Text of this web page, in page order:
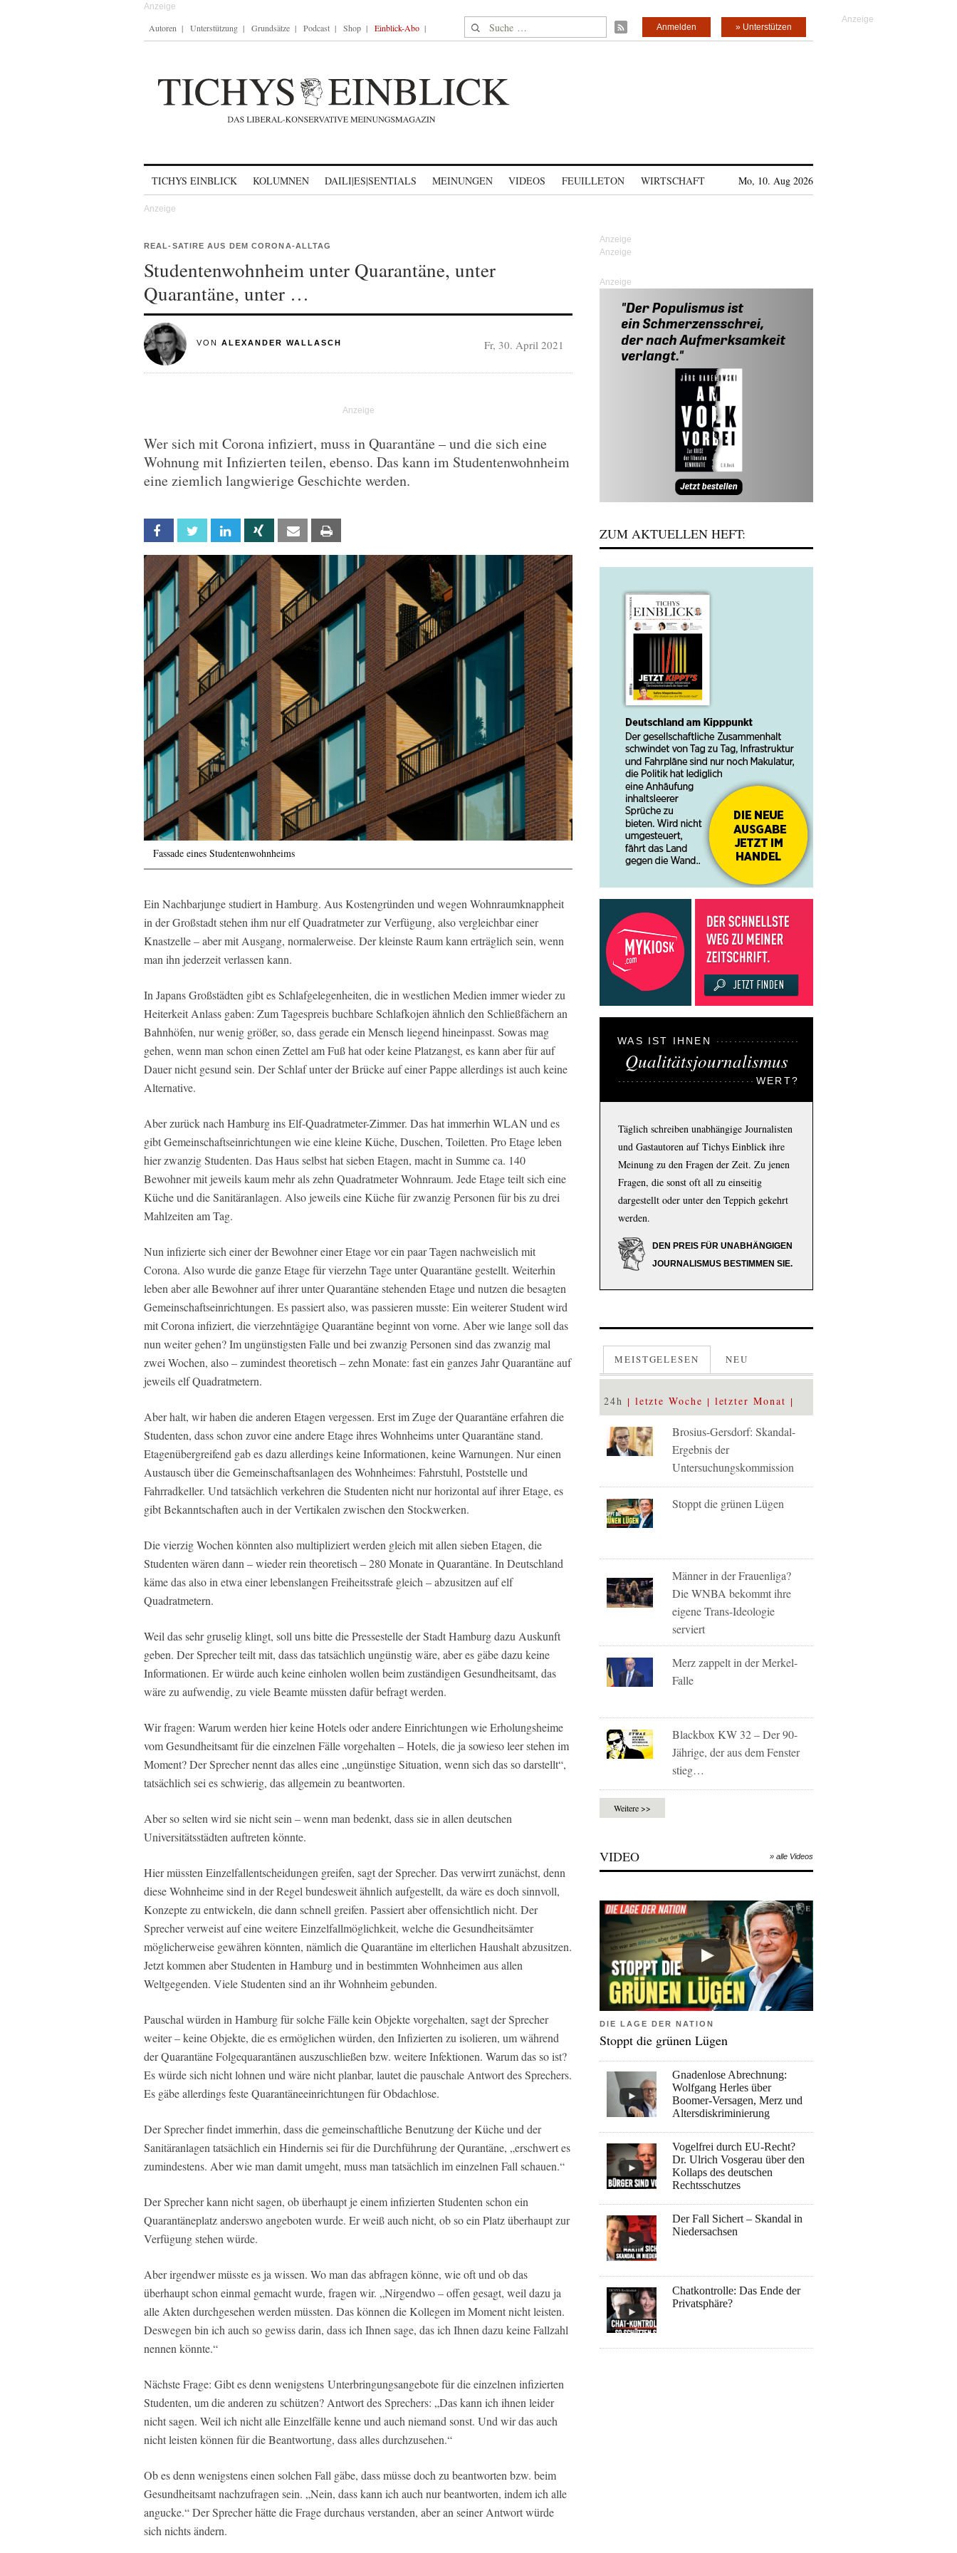
Autoren Unterstützung Grundsätze Podcast Shop Einblick-Abo Suche nach: » Unterstützen
Anmelden
TICHYS EINBLICK KOLUMNEN DAILI|ES|SENTIALS MEINUNGEN VIDEOS FEUILLETON WIRTSCHAFT Mo, 10. Aug 2026
REAL-SATIRE AUS DEM CORONA-ALLTAG
Studentenwohnheim unter Quarantäne, unter
Quarantäne, unter …
VON ALEXANDER WALLASCH Fr, 30. April 2021
Wer sich mit Corona infiziert, muss in Quarantäne – und die sich eine
Wohnung mit Infizierten teilen, ebenso. Das kann im Studentenwohnheim
eine ziemlich langwierige Geschichte werden.
Facebook Twitter Linkedin Xing Email
Fassade eines Studentenwohnheims
Ein Nachbarjunge studiert in Hamburg. Aus Kostengründen und wegen Wohnraumknappheit
in der Großstadt stehen ihm nur elf Quadratmeter zur Verfügung, also vergleichbar einer
Knastzelle – aber mit Ausgang, normalerweise. Der kleinste Raum kann erträglich sein, wenn
man ihn jederzeit verlassen kann.
In Japans Großstädten gibt es Schlafgelegenheiten, die in westlichen Medien immer wieder zu
Heiterkeit Anlass gaben: Zum Tagespreis buchbare Schlafkojen ähnlich den Schließfächern an
Bahnhöfen, nur wenig größer, so, dass gerade ein Mensch liegend hineinpasst. Sowas mag
gehen, wenn man schon einen Zettel am Fuß hat oder keine Platzangst, es kann aber für auf
Dauer nicht gesund sein. Der Schlaf unter der Brücke auf einer Pappe allerdings ist auch keine
Alternative.
Aber zurück nach Hamburg ins Elf-Quadratmeter-Zimmer. Das hat immerhin WLAN und es
gibt Gemeinschaftseinrichtungen wie eine kleine Küche, Duschen, Toiletten. Pro Etage leben
hier zwanzig Studenten. Das Haus selbst hat sieben Etagen, macht in Summe ca. 140
Bewohner mit jeweils kaum mehr als zehn Quadratmeter Wohnraum. Jede Etage teilt sich eine
Küche und die Sanitäranlagen. Also jeweils eine Küche für zwanzig Personen für bis zu drei
Mahlzeiten am Tag.
Nun infizierte sich einer der Bewohner einer Etage vor ein paar Tagen nachweislich mit
Corona. Also wurde die ganze Etage für vierzehn Tage unter Quarantäne gestellt. Weiterhin
leben aber alle Bewohner auf ihrer unter Quarantäne stehenden Etage und nutzen die besagten
Gemeinschaftseinrichtungen. Es passiert also, was passieren musste: Ein weiterer Student wird
mit Corona infiziert, die vierzehntägige Quarantäne beginnt von vorne. Aber wie lange soll das
nun weiter gehen? Im ungünstigsten Falle und bei zwanzig Personen sind das zwanzig mal
zwei Wochen, also – zumindest theoretisch – zehn Monate: fast ein ganzes Jahr Quarantäne auf
jeweils elf Quadratmetern.
Aber halt, wir haben die anderen Etagen vergessen. Erst im Zuge der Quarantäne erfahren die
Studenten, dass schon zuvor eine andere Etage ihres Wohnheims unter Quarantäne stand.
Etagenübergreifend gab es dazu allerdings keine Informationen, keine Warnungen. Nur einen
Austausch über die Gemeinschaftsanlagen des Wohnheimes: Fahrstuhl, Poststelle und
Fahrradkeller. Und tatsächlich verkehren die Studenten nicht nur horizontal auf ihrer Etage, es
gibt Bekanntschaften auch in der Vertikalen zwischen den Stockwerken.
Die vierzig Wochen könnten also multipliziert werden gleich mit allen sieben Etagen, die
Studenten wären dann – wieder rein theoretisch – 280 Monate in Quarantäne. In Deutschland
käme das also in etwa einer lebenslangen Freiheitsstrafe gleich – abzusitzen auf elf
Quadratmetern.
Weil das sehr gruselig klingt, soll uns bitte die Pressestelle der Stadt Hamburg dazu Auskunft
geben. Der Sprecher teilt mit, dass das tatsächlich ungünstig wäre, aber es gäbe dazu keine
Informationen. Er würde auch keine einholen wollen beim zuständigen Gesundheitsamt, das
wäre zu aufwendig, zu viele Beamte müssten dafür befragt werden.
Wir fragen: Warum werden hier keine Hotels oder andere Einrichtungen wie Erholungsheime
vom Gesundheitsamt für die einzelnen Fälle vorgehalten – Hotels, die ja sowieso leer stehen im
Moment? Der Sprecher nennt das alles eine „ungünstige Situation, wenn sich das so darstellt“,
tatsächlich sei es schwierig, das allgemein zu beantworten.
Aber so selten wird sie nicht sein – wenn man bedenkt, dass sie in allen deutschen
Universitätsstädten auftreten könnte.
Hier müssten Einzelfallentscheidungen greifen, sagt der Sprecher. Das verwirrt zunächst, denn
diese Wohnheime sind in der Regel bundesweit ähnlich aufgestellt, da wäre es doch sinnvoll,
Konzepte zu entwickeln, die dann schnell greifen. Passiert aber offensichtlich nicht. Der
Sprecher verweist auf eine weitere Einzelfallmöglichkeit, welche die Gesundheitsämter
möglicherweise gewähren könnten, nämlich die Quarantäne im elterlichen Haushalt abzusitzen.
Jetzt kommen aber Studenten in Hamburg und in bestimmten Wohnheimen aus allen
Weltgegenden. Viele Studenten sind an ihr Wohnheim gebunden.
Pauschal würden in Hamburg für solche Fälle kein Objekte vorgehalten, sagt der Sprecher
weiter – keine Objekte, die es ermöglichen würden, den Infizierten zu isolieren, um während
der Quarantäne Folgequarantänen auszuschließen bzw. weitere Infektionen. Warum das so ist?
Es würde sich nicht lohnen und wäre nicht planbar, lautet die pauschale Antwort des Sprechers.
Es gäbe allerdings feste Quarantäneeinrichtungen für Obdachlose.
Der Sprecher findet immerhin, dass die gemeinschaftliche Benutzung der Küche und der
Sanitäranlagen tatsächlich ein Hindernis sei für die Durchführung der Qurantäne, „erschwert es
zumindestens. Aber wie man damit umgeht, muss man tatsächlich im einzelnen Fall schauen.“
Der Sprecher kann nicht sagen, ob überhaupt je einem infizierten Studenten schon ein
Quarantäneplatz anderswo angeboten wurde. Er weiß auch nicht, ob so ein Platz überhaupt zur
Verfügung stehen würde.
Aber irgendwer müsste es ja wissen. Wo man das abfragen könne, wie oft und ob das
überhaupt schon einmal gemacht wurde, fragen wir. „Nirgendwo – offen gesagt, weil dazu ja
alle Akten durchgesehen werden müssten. Das können die Kollegen im Moment nicht leisten.
Deswegen bin ich auch so gewiss darin, dass ich Ihnen sage, das ich Ihnen dazu keine Fallzahl
nennen könnte.“
Nächste Frage: Gibt es denn wenigstens Unterbringungsangebote für die einzelnen infizierten
Studenten, um die anderen zu schützen? Antwort des Sprechers: „Das kann ich ihnen leider
nicht sagen. Weil ich nicht alle Einzelfälle kenne und auch niemand sonst. Und wir das auch
nicht leisten können für die Beantwortung, dass alles durchzusehen.“
Ob es denn wenigstens einen solchen Fall gäbe, dass müsse doch zu beantworten bzw. beim
Gesundheitsamt nachzufragen sein. „Nein, dass kann ich auch nur beantworten, indem ich alle
angucke.“ Der Sprecher hätte die Frage durchaus verstanden, aber an seiner Antwort würde
sich nichts ändern.
Anzeige
ZUM AKTUELLEN HEFT:
WAS IST IHNEN
Qualitätsjournalismus
WERT?
Täglich schreiben unabhängige Journalisten
und Gastautoren auf Tichys Einblick ihre
Meinung zu den Fragen der Zeit. Zu jenen
Fragen, die sonst oft all zu einseitig
dargestellt oder unter den Teppich gekehrt
werden.
DEN PREIS FÜR UNABHÄNGIGEN
JOURNALISMUS BESTIMMEN SIE.
MEISTGELESEN NEU
24h letzte Woche letzter Monat
Brosius-Gersdorf: Skandal-
Ergebnis der
Untersuchungskommission
Stoppt die grünen Lügen
Männer in der Frauenliga?
Die WNBA bekommt ihre
eigene Trans-Ideologie
serviert
Merz zappelt in der Merkel-
Falle
Blackbox KW 32 – Der 90-
Jährige, der aus dem Fenster
stieg…
Weitere >>
VIDEO » alle Videos
DIE LAGE DER NATION
Stoppt die grünen Lügen
Gnadenlose Abrechnung:
Wolfgang Herles über
Boomer-Versagen, Merz und
Altersdiskriminierung
Vogelfrei durch EU-Recht?
Dr. Ulrich Vosgerau über den
Kollaps des deutschen
Rechtsschutzes
Der Fall Sichert – Skandal in
Niedersachsen
Chatkontrolle: Das Ende der
Privatsphäre?